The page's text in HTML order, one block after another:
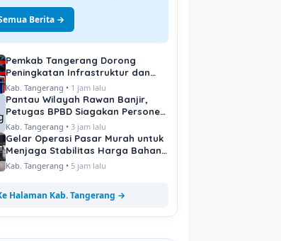
Berita →
Pemkab Tangerang Dorong
Peningkatan Infrastruktur dan
Pelayanan Publik
Kab. Tangerang • 1 jam lalu
Pantau Wilayah Rawan Banjir,
Petugas BPBD Siagakan Personel
di Titik Kritis
Kab. Tangerang •3 jam lalu
Gelar Operasi Pasar Murah untuk
Menjaga Stabilitas Harga Bahan
Pokok
Kab. Tangerang • 5 jam lalu
Halaman Kab. Tangerang →